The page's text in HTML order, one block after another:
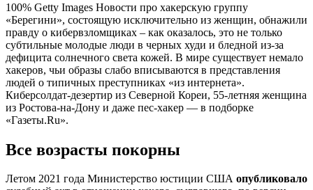
100% Getty Images Новости про хакерскую группу
«Берегини», состоящую исключительно из женщин, обнажили
правду о кибервзломщиках – как оказалось, это не только
субтильные молодые люди в черных худи и бледной из-за
дефицита солнечного света кожей. В мире существует немало
хакеров, чьи образы слабо вписываются в представления
людей о типичных преступниках «из интернета».
Киберсолдат-дезертир из Северной Кореи, 55-летняя женщина
из Ростова-на-Дону и даже пес-хакер — в подборке
«Газеты.Ru».
Все возрасты покорны
Летом 2021 года Министерство юстиции США опубликовало